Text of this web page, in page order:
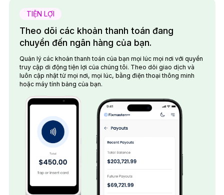
TIỆN LỢI
Theo dõi các khoản thanh toán đang
chuyển đến ngân hàng của bạn.
Quản lý các khoản thanh toán của bạn mọi lúc mọi nơi với quyền
truy cập di động tiện lợi của chúng tôi. Theo dõi giao dịch và
luôn cập nhật từ mọi nơi, mọi lúc, bằng điện thoại thông minh
hoặc máy tính bảng của bạn.